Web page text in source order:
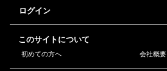
ログイン
このサイトについて
初めての方へ 会社概要